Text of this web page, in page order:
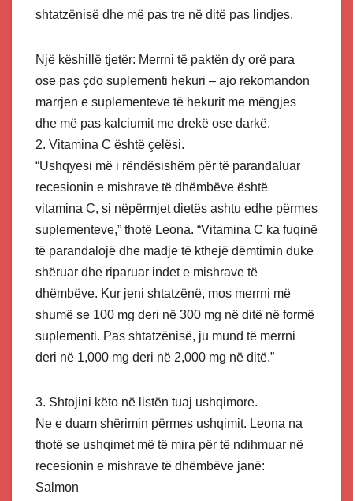
shtatzënisë dhe më pas tre në ditë pas lindjes.
Një këshillë tjetër: Merrni të paktën dy orë para
ose pas çdo suplementi hekuri – ajo rekomandon
marrjen e suplementeve të hekurit me mëngjes
dhe më pas kalciumit me drekë ose darkë.
2. Vitamina C është çelësi.
“Ushqyesi më i rëndësishëm për të parandaluar
recesionin e mishrave të dhëmbëve është
vitamina C, si nëpërmjet dietës ashtu edhe përmes
suplementeve,” thotë Leona. “Vitamina C ka fuqinë
të parandalojë dhe madje të kthejë dëmtimin duke
shëruar dhe riparuar indet e mishrave të
dhëmbëve. Kur jeni shtatzënë, mos merrni më
shumë se 100 mg deri në 300 mg në ditë në formë
suplementi. Pas shtatzënisë, ju mund të merrni
deri në 1,000 mg deri në 2,000 mg në ditë.”
3. Shtojini këto në listën tuaj ushqimore.
Ne e duam shërimin përmes ushqimit. Leona na
thotë se ushqimet më të mira për të ndihmuar në
recesionin e mishrave të dhëmbëve janë:
Salmon